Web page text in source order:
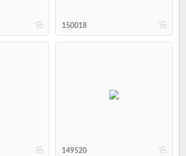
b b
150018
b b
149520